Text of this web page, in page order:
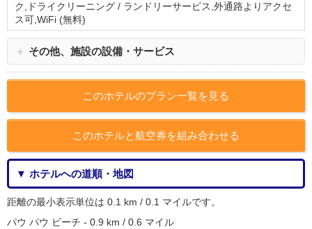
ク,ドライクリーニング / ランドリーサービス,外通路よりアクセ
ス可,WiFi (無料)
＋ その他、施設の設備・サービス
このホテルのプラン一覧を見る
このホテルと航空券を組み合わせる
▼ ホテルへの道順・地図
距離の最小表示単位は 0.1 km / 0.1 マイルです。
パウ パウ ビーチ - 0.9 km / 0.6 マイル